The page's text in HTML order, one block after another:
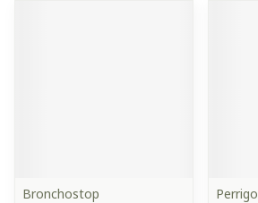
Bronchostop
Perrigo